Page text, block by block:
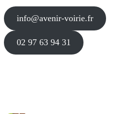
info@avenir-voirie.fr
02 97 63 94 31